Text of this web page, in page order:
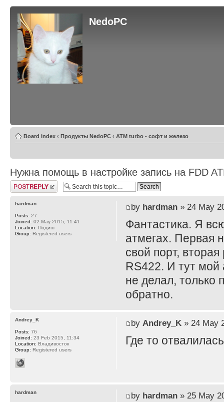
NedoPC
Board index ‹ Продукты NedoPC ‹ ATM turbo - софт и железо
Нужна помощь в настройке запись на FDD
Post a reply
by hardman» 24 May
Фантастика. Я
атмегах. Первая
свой порт,
RS422. И тут мой
не делал, только
обратно.
hardman
Posts: 27
Joined: 02 May 2015, 11:41
Location: Подиш
Group: Registered users
by Andrey_K» 24 May
Где то
Andrey_K
Posts: 76
Joined: 23 Feb 2015, 11:34
Location: Владивосток
Group: Registered users
by hardman» 25 May
hardman